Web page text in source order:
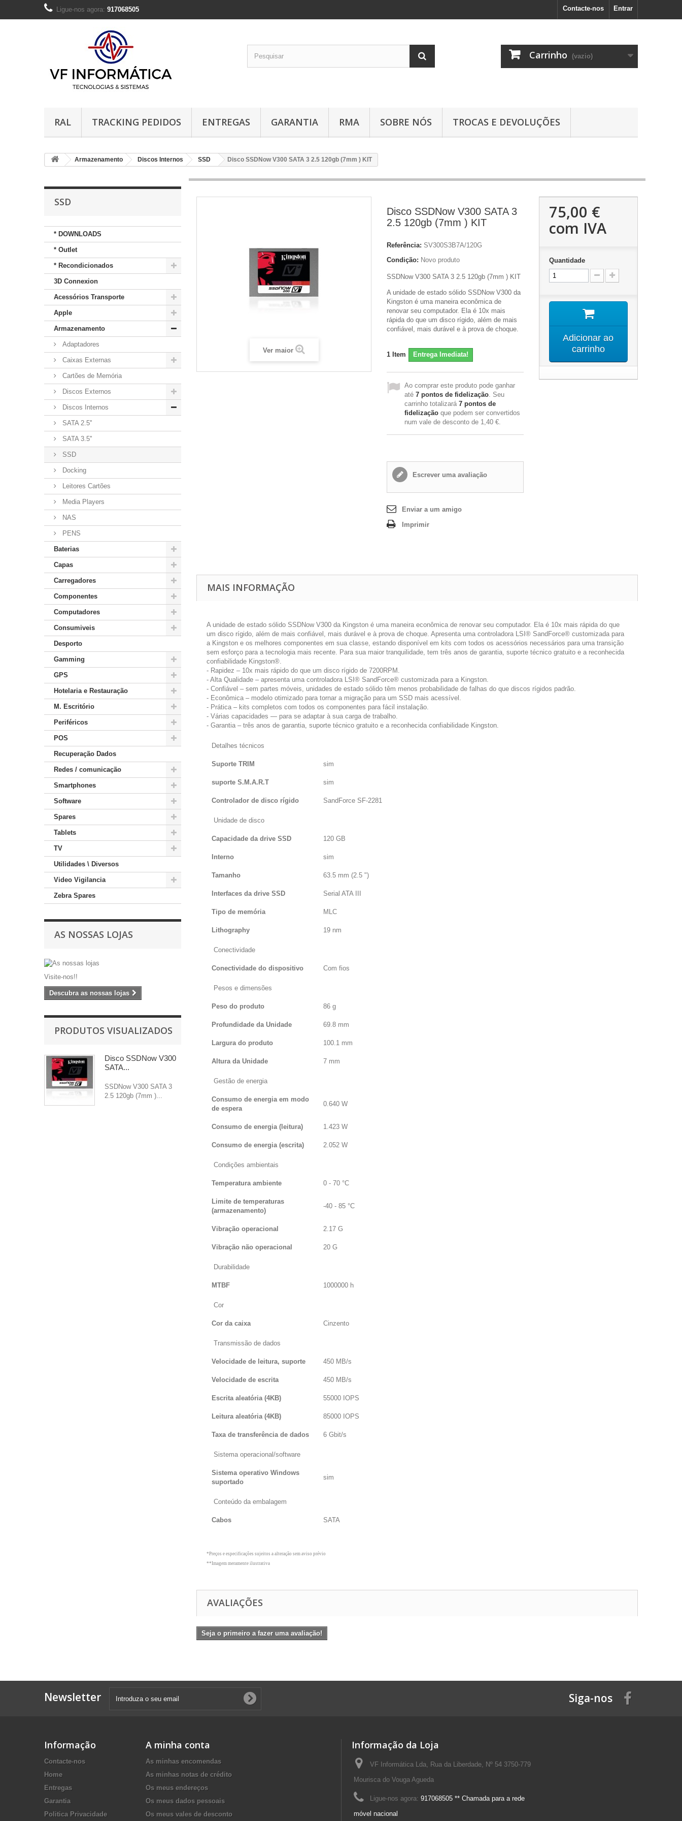
Entrar
Contacte-nos
Ligue-nos agora: 917068505
Carrinho (vazio)
RAL TRACKING PEDIDOS ENTREGAS GARANTIA RMA SOBRE NÓS TROCAS E DEVOLUÇÕES
Armazenamento Discos Internos SSD Disco SSDNow V300 SATA 3 2.5 120gb (7mm ) KIT
SSD
* DOWNLOADS
* Outlet
* Recondicionados
3D Connexion
Acessórios Transporte
Apple
Armazenamento
Adaptadores
Caixas Externas
Cartões de Memória
Discos Externos
Discos Internos
SATA 2.5''
SATA 3.5''
SSD
Docking
Leitores Cartões
Media Players
NAS
PENS
Baterias
Capas
Carregadores
Componentes
Computadores
Consumiveis
Desporto
Gamming
GPS
Hotelaria e Restauração
M. Escritório
Periféricos
POS
Recuperação Dados
Redes / comunicação
Smartphones
Software
Spares
Tablets
TV
Utilidades \ Diversos
Video Vigilancia
Zebra Spares
AS NOSSAS LOJAS
Visite-nos!!
Descubra as nossas lojas
PRODUTOS VISUALIZADOS
Disco SSDNow V300
SATA...
SSDNow V300 SATA 3
2.5 120gb (7mm )...
Ver maior
Disco SSDNow V300 SATA 3
2.5 120gb (7mm ) KIT
Referência: SV300S3B7A/120G
Condição: Novo produto
SSDNow V300 SATA 3 2.5 120gb (7mm ) KIT
A unidade de estado sólido SSDNow V300 da
Kingston é uma maneira econômica de
renovar seu computador. Ela é 10x mais
rápida do que um disco rígido, além de mais
confiável, mais durável e à prova de choque.
1 Item Entrega Imediata!
Ao comprar este produto pode ganhar
até 7 pontos de fidelização. Seu
carrinho totalizará 7 pontos de
fidelização que podem ser convertidos
num vale de desconto de 1,40 €.
Escrever uma avaliação
Enviar a um amigo
Imprimir
75,00 €
com IVA
Quantidade
Adicionar ao
carrinho
MAIS INFORMAÇÃO
A unidade de estado sólido SSDNow V300 da Kingston é uma maneira econômica de renovar seu computador. Ela é 10x mais rápida do que
um disco rígido, além de mais confiável, mais durável e à prova de choque. Apresenta uma controladora LSI® SandForce® customizada para
a Kingston e os melhores componentes em sua classe, estando disponível em kits com todos os acessórios necessários para uma transição
sem esforço para a tecnologia mais recente. Para sua maior tranquilidade, tem três anos de garantia, suporte técnico gratuito e a reconhecida
confiabilidade Kingston®.
- Rapidez – 10x mais rápido do que um disco rígido de 7200RPM.
- Alta Qualidade – apresenta uma controladora LSI® SandForce® customizada para a Kingston.
- Confiável – sem partes móveis, unidades de estado sólido têm menos probabilidade de falhas do que discos rígidos padrão.
- Econômica – modelo otimizado para tornar a migração para um SSD mais acessível.
- Prática – kits completos com todos os componentes para fácil instalação.
- Várias capacidades — para se adaptar à sua carga de trabalho.
- Garantia – três anos de garantia, suporte técnico gratuito e a reconhecida confiabilidade Kingston.
Detalhes técnicos
Suporte TRIM sim
suporte S.M.A.R.T sim
Controlador de disco rígido SandForce SF-2281
Unidade de disco
Capacidade da drive SSD 120 GB
Interno sim
Tamanho 63.5 mm (2.5 ")
Interfaces da drive SSD Serial ATA III
Tipo de memória MLC
Lithography 19 nm
Conectividade
Conectividade do dispositivo Com fios
Pesos e dimensões
Peso do produto 86 g
Profundidade da Unidade 69.8 mm
Largura do produto 100.1 mm
Altura da Unidade 7 mm
Gestão de energia
Consumo de energia em modo
de espera
0.640 W
Consumo de energia (leitura) 1.423 W
Consumo de energia (escrita) 2.052 W
Condições ambientais
Temperatura ambiente 0 - 70 °C
Limite de temperaturas
(armazenamento)
-40 - 85 °C
Vibração operacional 2.17 G
Vibração não operacional 20 G
Durabilidade
MTBF 1000000 h
Cor
Cor da caixa Cinzento
Transmissão de dados
Velocidade de leitura, suporte 450 MB/s
Velocidade de escrita 450 MB/s
Escrita aleatória (4KB) 55000 IOPS
Leitura aleatória (4KB) 85000 IOPS
Taxa de transferência de dados 6 Gbit/s
Sistema operacional/software
Sistema operativo Windows
suportado
sim
Conteúdo da embalagem
Cabos SATA
*Preços e especificações sujeitos a alteração sem aviso prévio
**Imagem meramente ilustrativa
AVALIAÇÕES
Seja o primeiro a fazer uma avaliação!
Newsletter Siga-nos
Informação
Contacte-nos
Home
Entregas
Garantia
Politica Privacidade
A minha conta
As minhas encomendas
As minhas notas de crédito
Os meus endereços
Os meus dados pessoais
Os meus vales de desconto
Informação da Loja
VF Informática Lda, Rua da Liberdade, Nº 54 3750-779
Mourisca do Vouga Agueda
Ligue-nos agora: 917068505 ** Chamada para a rede
móvel nacional